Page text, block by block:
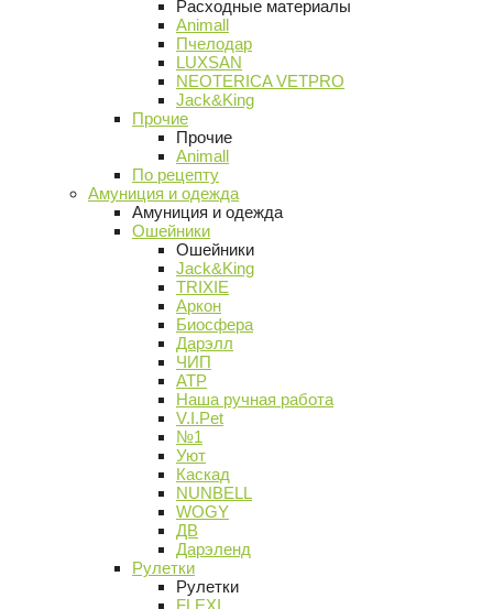
Расходные материалы
Animall
Пчелодар
LUXSAN
NEOTERICA VETPRO
Jack&King
Прочие
Прочие
Animall
По рецепту
Амуниция и одежда
Амуниция и одежда
Ошейники
Ошейники
Jack&King
TRIXIE
Аркон
Биосфера
Дарэлл
ЧИП
АТР
Наша ручная работа
V.I.Pet
№1
Уют
Каскад
NUNBELL
WOGY
ДВ
Дарэленд
Рулетки
Рулетки
FLEXI